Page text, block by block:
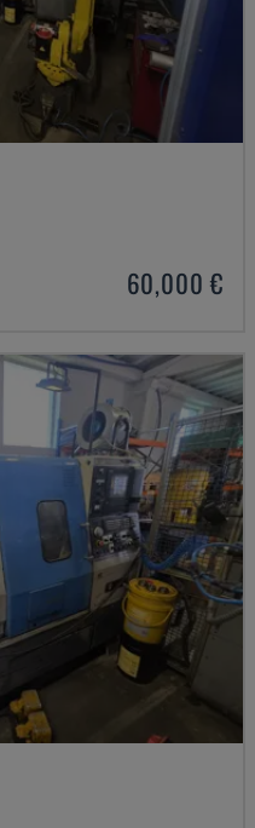
60,000 €